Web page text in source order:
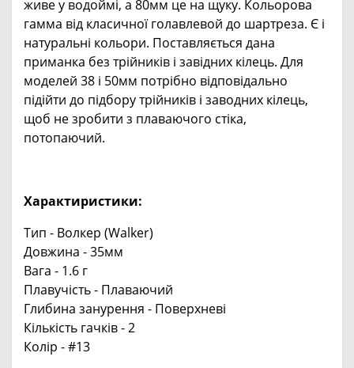
живе у водоймі, а 80мм це на щуку. Кольорова
гамма від класичної голавлевой до шартреза. Є і
натуральні кольори. Поставляється дана
приманка без трійників і завідних кілець. Для
моделей 38 і 50мм потрібно відповідально
підійти до підбору трійників і заводних кілець,
щоб не зробити з плаваючого стіка,
потопаючий.
Характиристики:
Тип - Волкер (Walker)
Довжина - 35мм
Вага - 1.6 г
Плавучість - Плаваючий
Глибина занурення - Поверхневі
Кількість гачків - 2
Колір - #13